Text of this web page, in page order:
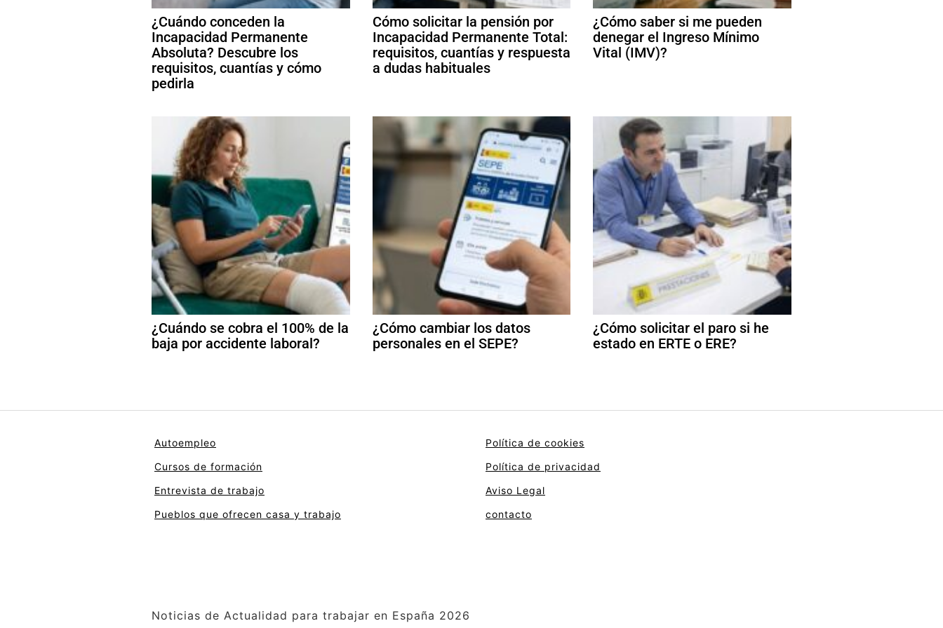
¿Cuándo conceden la
Incapacidad Permanente
Absoluta? Descubre los
requisitos, cuantías y cómo
pedirla
Cómo solicitar la pensión por
Incapacidad Permanente Total:
requisitos, cuantías y respuesta
a dudas habituales
¿Cómo saber si me pueden
denegar el Ingreso Mínimo
Vital (IMV)?
¿Cuándo se cobra el 100% de la
baja por accidente laboral?
¿Cómo cambiar los datos
personales en el SEPE?
¿Cómo solicitar el paro si he
estado en ERTE o ERE?
Autoempleo
Cursos de formación
Entrevista de trabajo
Pueblos que ofrecen casa y trabajo
Política de cookies
Política de privacidad
Aviso Legal
contacto
Noticias de Actualidad para trabajar en España 2026